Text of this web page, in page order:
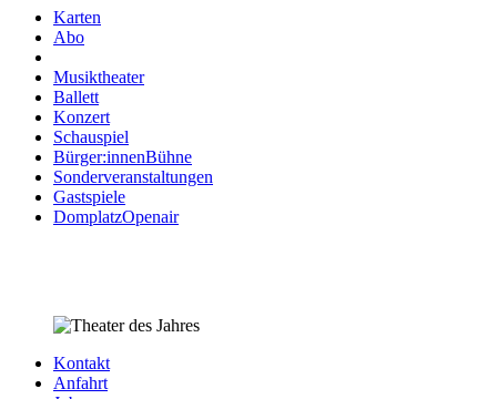
Karten
Abo
Musiktheater
Ballett
Konzert
Schauspiel
Bürger:innenBühne
Sonderveranstaltungen
Gastspiele
DomplatzOpenair
Kontakt
Anfahrt